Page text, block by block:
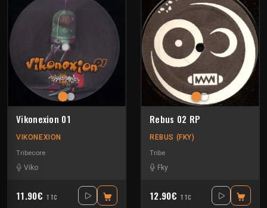
Vikonexion 01
VIKONEXION
Tribecore
Viko
11.90€ TTC
Rebus 02 RP
REBUS (FKY)
Tribe
Fky
12.90€ TTC